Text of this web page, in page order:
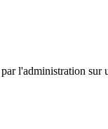
l'administration